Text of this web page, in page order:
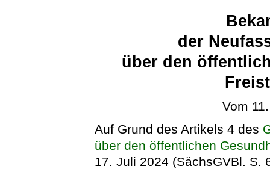
der
über den
Vom
Auf Grund des Artikels 4 des
über den öffentlichen
17. Juli 2024 (SächsGVBl. S.